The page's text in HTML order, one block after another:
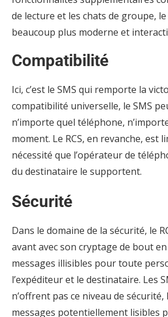
de lecture et les chats de groupe, le
beaucoup plus moderne et
Compatibilité
Ici, c’est le SMS qui remporte la
compatibilité universelle, le SMS
n’importe quel téléphone,
moment. Le RCS, en revanche, est
nécessité que l’opérateur de
du destinataire le supportent.
Sécurité
Dans le domaine de la sécurité, le
avant avec son cryptage de bout
messages illisibles pour toute
l’expéditeur et le destinataire. Les
n’offrent pas ce niveau de sécurité,
messages potentiellement lisibles